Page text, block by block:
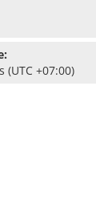
(UTC +07:00)